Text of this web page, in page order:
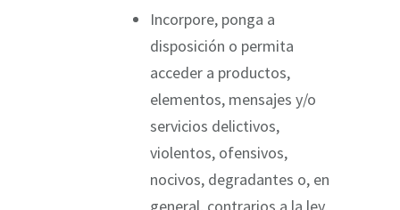
Incorpore, ponga a
disposición o permita
acceder a productos,
elementos, mensajes y/o
servicios delictivos,
violentos, ofensivos,
nocivos, degradantes o, en